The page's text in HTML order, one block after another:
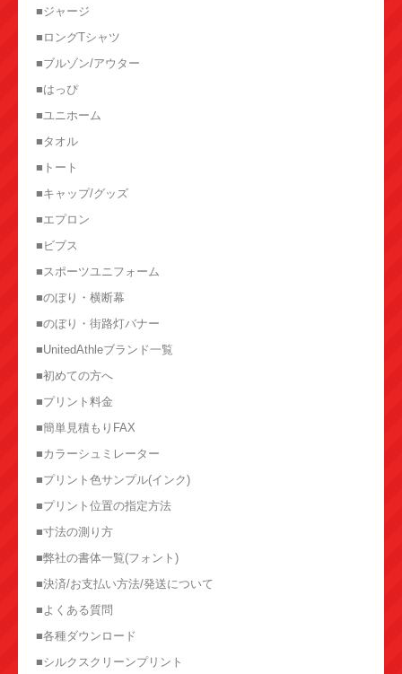
■ジャージ
■ロングTシャツ
■ブルゾン/アウター
■はっぴ
■ユニホーム
■タオル
■トート
■キャップ/グッズ
■エプロン
■ビブス
■スポーツユニフォーム
■のぼり・横断幕
■のぼり・街路灯バナー
■UnitedAthleブランド一覧
■初めての方へ
■プリント料金
■簡単見積もりFAX
■カラーシュミレーター
■プリント色サンプル(インク)
■プリント位置の指定方法
■寸法の測り方
■弊社の書体一覧(フォント)
■決済/お支払い方法/発送について
■よくある質問
■各種ダウンロード
■シルクスクリーンプリント